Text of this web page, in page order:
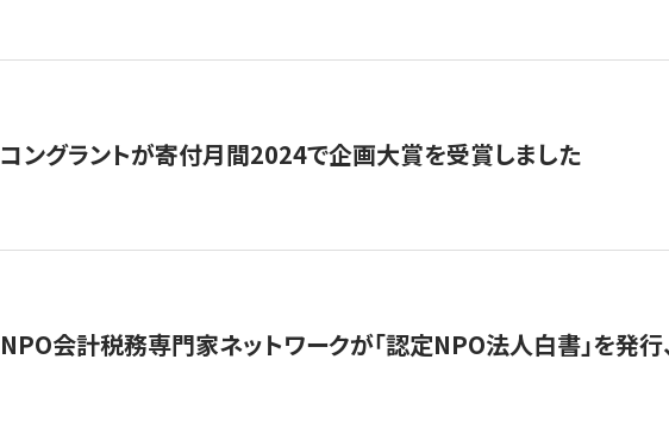
コングラントが寄付月間2024で企画大賞を受賞しました
NPO会計税務専門家ネットワークが「認定NPO法人白書」を発